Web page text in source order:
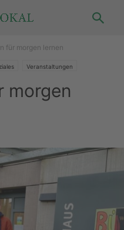
für morgen lernen
Veranstaltungen
morgen